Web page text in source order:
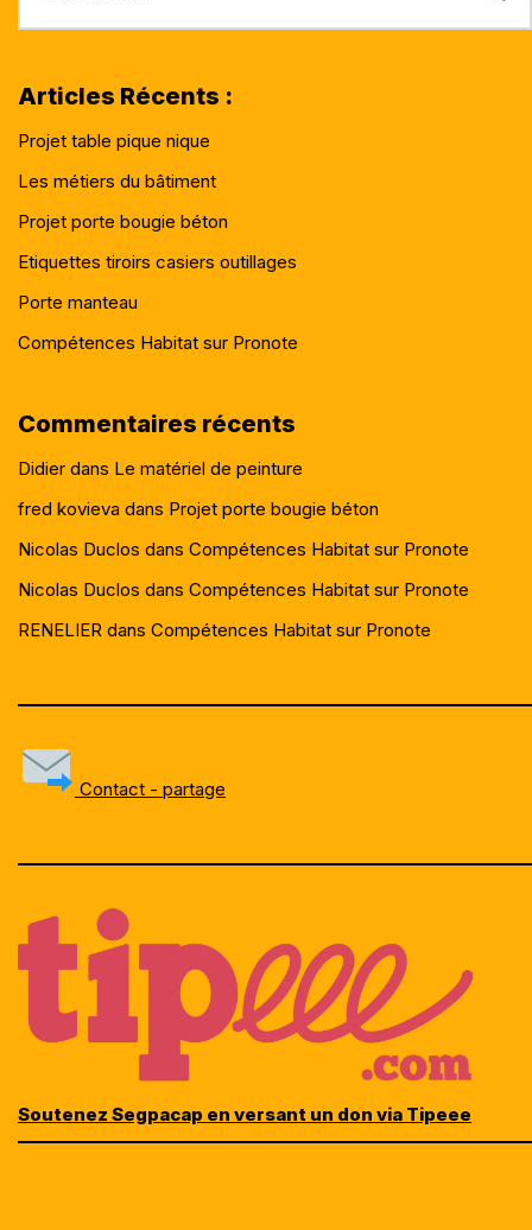
Articles Récents :
Projet table pique nique
Les métiers du bâtiment
Projet porte bougie béton
Etiquettes tiroirs casiers outillages
Porte manteau
Compétences Habitat sur Pronote
Commentaires récents
Didier dans Le matériel de peinture
fred kovieva dans Projet porte bougie béton
Nicolas Duclos dans Compétences Habitat sur Pronote
Nicolas Duclos dans Compétences Habitat sur Pronote
RENELIER dans Compétences Habitat sur Pronote
Contact - partage
Soutenez Segpacap en versant un don via Tipeee